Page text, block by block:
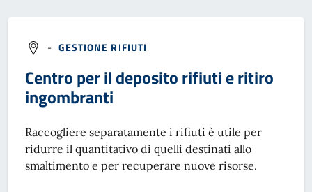
- GESTIONE RIFIUTI
Centro per il deposito rifiuti e ritiro
ingombranti
Raccogliere separatamente i rifiuti è utile per
ridurre il quantitativo di quelli destinati allo
smaltimento e per recuperare nuove risorse.